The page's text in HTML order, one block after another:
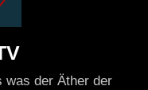
was der Äther der